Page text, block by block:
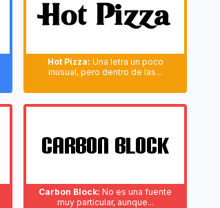
Hot Pizza: Una letra un poco
inusual, pero dentro de las...
Carbon Block: No es una fuente
muy particular, aunque...